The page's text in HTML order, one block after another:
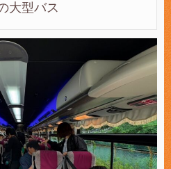
大型バス